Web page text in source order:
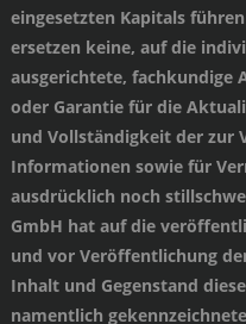
eingesetzten Kapitals
ersetzen keine, auf die
ausgerichtete, fachkundige
oder Garantie für die
und Vollständigkeit der zur
Informationen sowie für
ausdrücklich noch
GmbH hat auf die
und vor Veröffentlichung
Inhalt und Gegenstand
namentlich